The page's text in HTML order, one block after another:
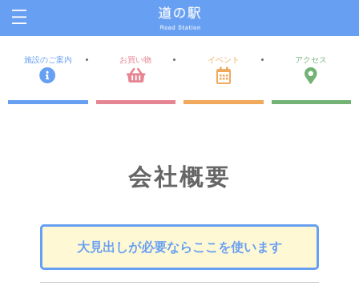
施設のご案内 お買い物 イベント アクセス
会社概要
大見出しが必要ならここを使います